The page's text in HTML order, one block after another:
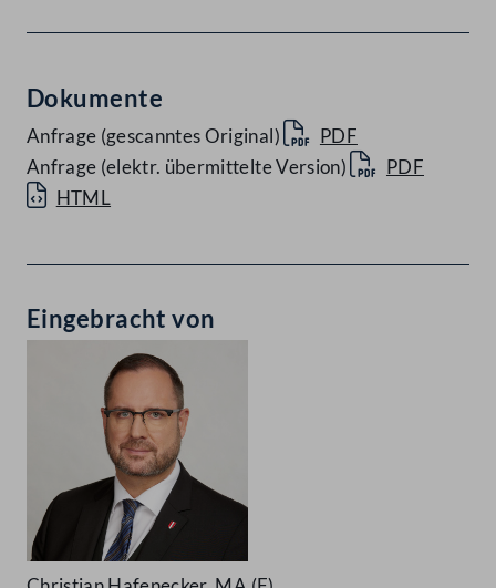
Dokumente
Anfrage (gescanntes Original)
PDF
Anfrage (elektr. übermittelte Version)
PDF
HTML
Eingebracht von